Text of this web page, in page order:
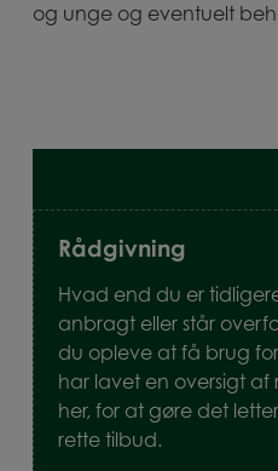
og unge og eventuelt
Rådgivning
Hvad end du er
anbragt eller står
du opleve at få brug
har lavet en oversigt
her, for at gøre det
rette tilbud.